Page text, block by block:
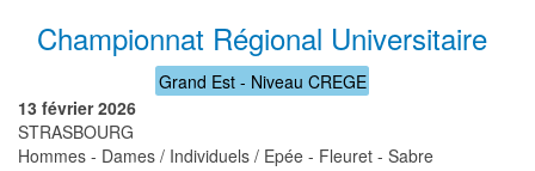
Championnat Régional Universitaire
Grand Est - Niveau CREGE
13 février 2026
STRASBOURG
Hommes - Dames / Individuels / Epée - Fleuret - Sabre